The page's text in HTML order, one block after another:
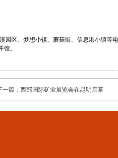
区、梦想小镇、蘑菇街、信息港小镇等
。
一篇： 西部国际矿业展览会在昆明启幕